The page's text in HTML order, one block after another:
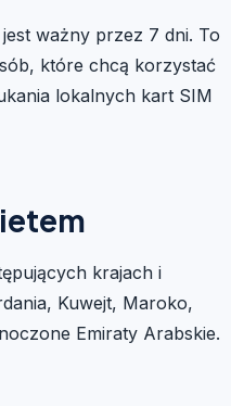
ważny przez 7 dni. To
które chcą korzystać
lokalnych kart SIM
krajach i
Kuwejt, Maroko,
Emiraty Arabskie.